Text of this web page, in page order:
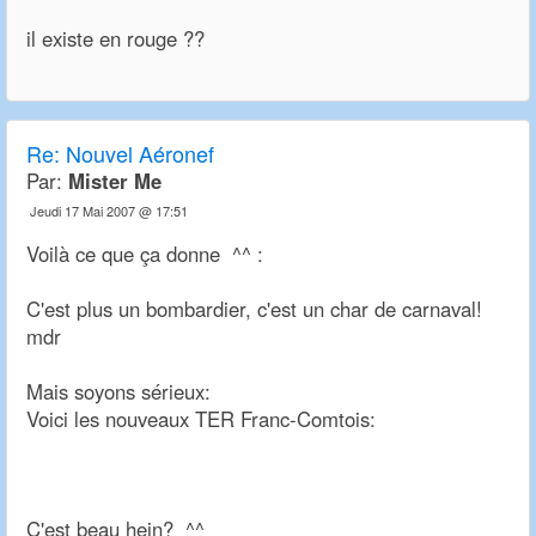
il existe en rouge ??
Re: Nouvel Aéronef
Par: Mister Me
Jeudi 17 Mai 2007 @ 17:51
Voilà ce que ça donne ^^ :
C'est plus un bombardier, c'est un char de carnaval!
mdr
Mais soyons sérieux:
Voici les nouveaux TER Franc-Comtois:
C'est beau hein? ^^